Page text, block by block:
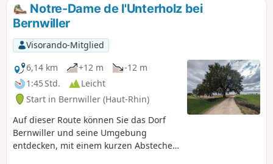
Blicke und Gebete gerichtet sind.
Notre-Dame de l'Unterholz bei
Bernwiller
Visorando-Mitglied
6,14 km
+12 m
-12 m
1:45 Std.
Leicht
Start in Bernwiller (Haut-Rhin)
Auf dieser Route können Sie das Dorf
Bernwiller und seine Umgebung
entdecken, mit einem kurzen Abstecher